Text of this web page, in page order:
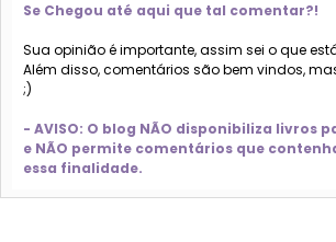
Se Chegou até aqui que tal comentar?!
Sua opinião é importante, assim sei o que
Além disso, comentários são bem vindos,
;)
- AVISO: O blog NÃO disponibiliza livros
e NÃO permite comentários que
essa finalidade.